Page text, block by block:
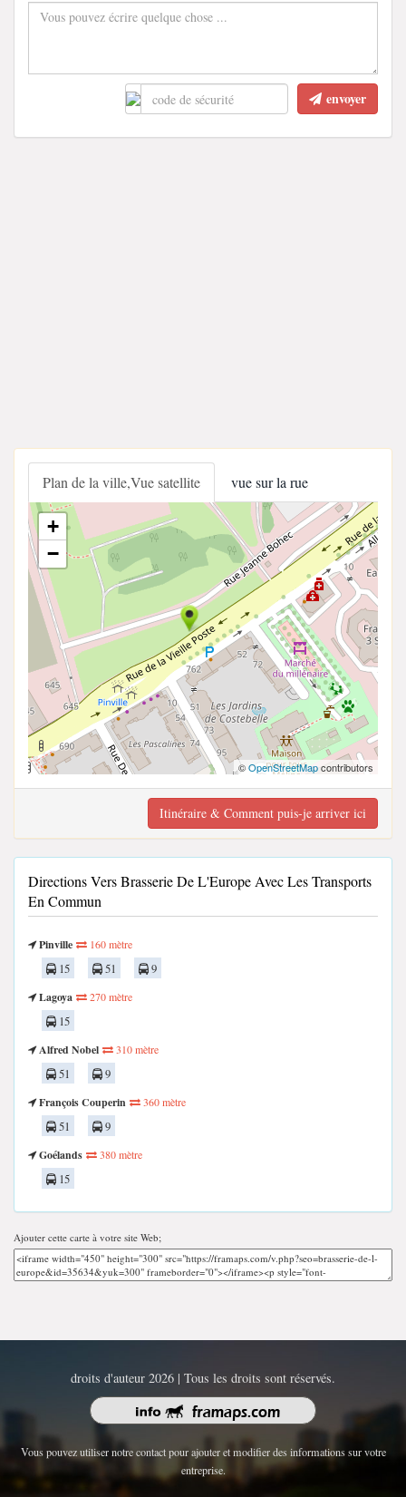
envoyer
Plan de la ville,Vue satellite vue sur la rue
+
−
©OpenStreetMapcontributors
Itinéraire & Comment puis-je arriver ici
Directions Vers Brasserie De L'Europe Avec Les Transports
En Commun
Pinville 160 mètre
15 51
9
Lagoya
270 mètre
15
Alfred Nobel
310 mètre
51
9
François Couperin
360 mètre
51
9
Goélands
380 mètre
15
Ajouter cette carte à votre site Web;
droits d'auteur 2026 | Tous les droits sont réservés.
Vous pouvez utiliser notre contact pour ajouter et modifier des informations sur votre
entreprise.